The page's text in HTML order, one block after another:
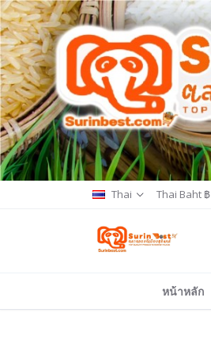
Thai Thai Baht ฿
หน้าหลัก